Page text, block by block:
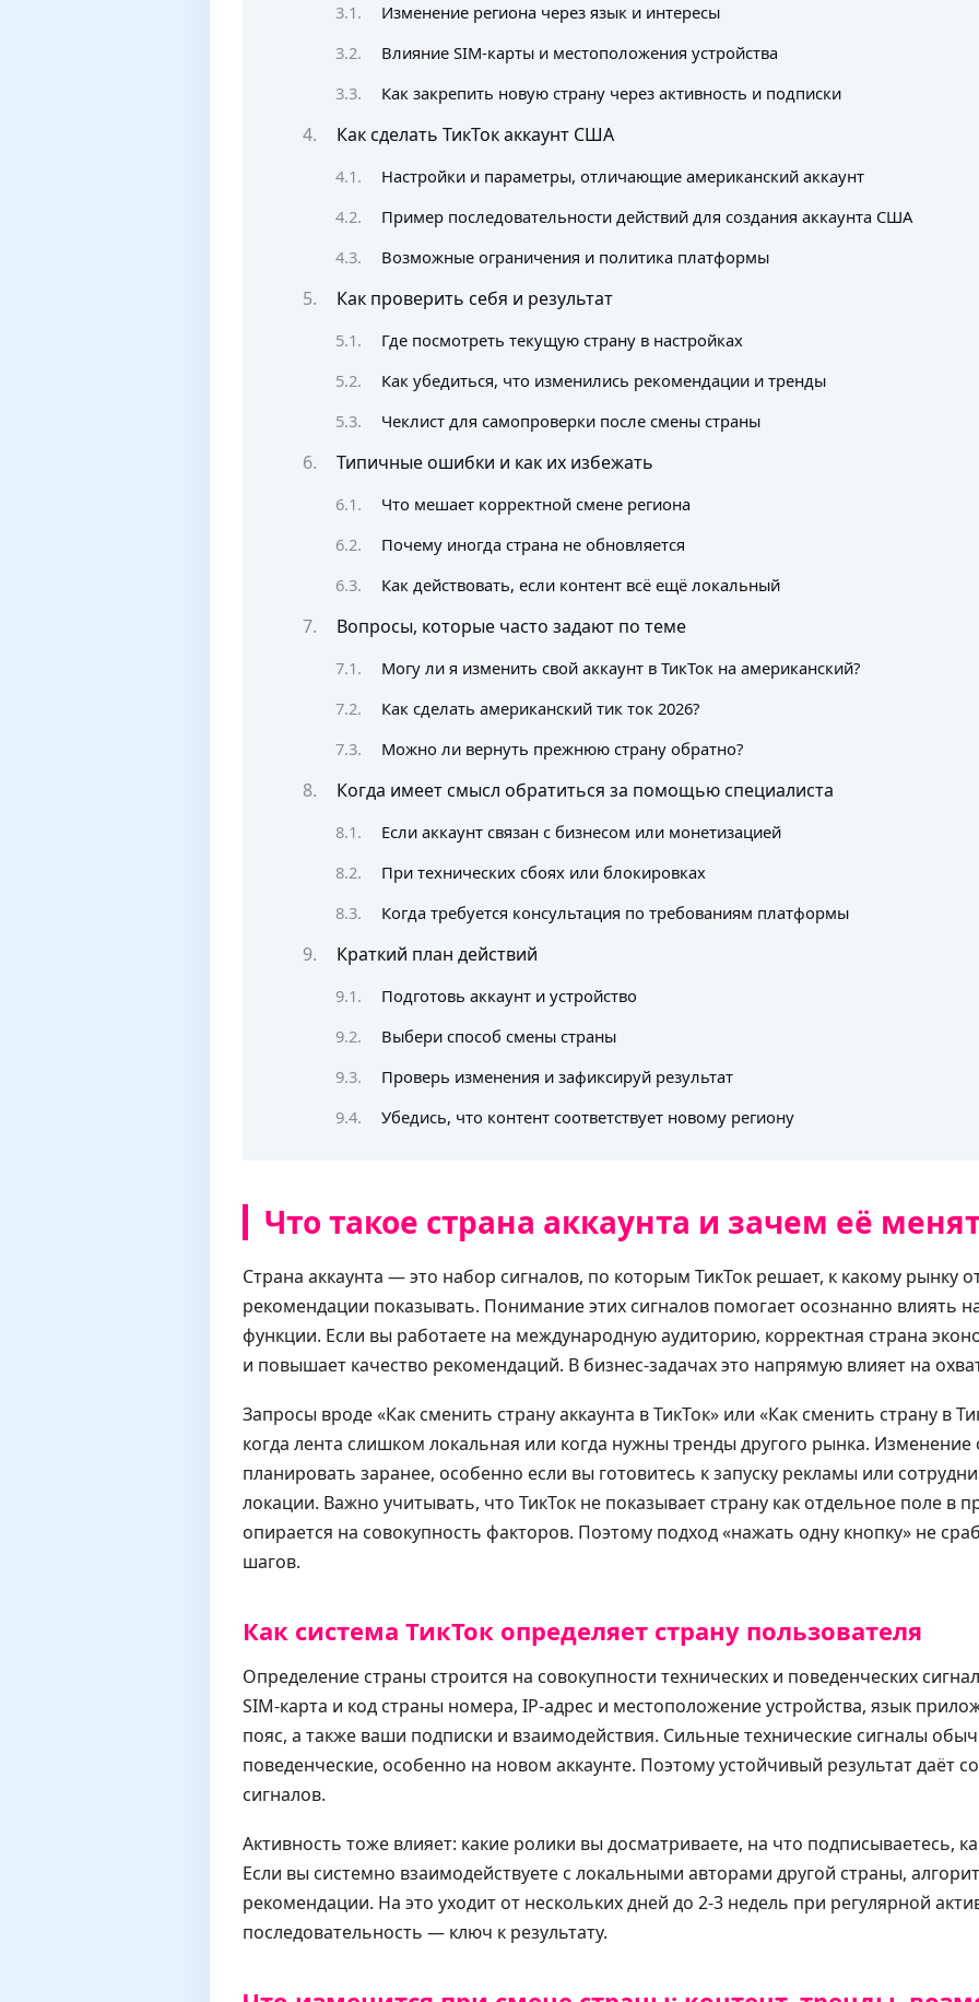
Изменение региона через язык и интересы
Влияние SIM-карты и местоположения устройства
Как закрепить новую страну через активность и подписки
Как сделать ТикТок аккаунт США
Настройки и параметры, отличающие американский аккаунт
Пример последовательности действий для создания аккаунта США
Возможные ограничения и политика платформы
Как проверить себя и результат
Где посмотреть текущую страну в настройках
Как убедиться, что изменились рекомендации и тренды
Чеклист для самопроверки после смены страны
Типичные ошибки и как их избежать
Что мешает корректной смене региона
Почему иногда страна не обновляется
Как действовать, если контент всё ещё локальный
Вопросы, которые часто задают по теме
Могу ли я изменить свой аккаунт в ТикТок на американский?
Как сделать американский тик ток 2026?
Можно ли вернуть прежнюю страну обратно?
Когда имеет смысл обратиться за помощью специалиста
Если аккаунт связан с бизнесом или монетизацией
При технических сбоях или блокировках
Когда требуется консультация по требованиям платформы
Краткий план действий
Подготовь аккаунт и устройство
Выбери способ смены страны
Проверь изменения и зафиксируй результат
Убедись, что контент соответствует новому региону
Что такое страна аккаунта и зачем её
Страна аккаунта — это набор сигналов, по которым ТикТок решает, к какому рынку
рекомендации показывать. Понимание этих сигналов помогает осознанно влиять
функции. Если вы работаете на международную аудиторию, корректная страна
и повышает качество рекомендаций. В бизнес-задачах это напрямую влияет на
Запросы вроде «Как сменить страну аккаунта в ТикТок» или «Как сменить страну в
когда лента слишком локальная или когда нужны тренды другого рынка.
планировать заранее, особенно если вы готовитесь к запуску рекламы или
локации. Важно учитывать, что ТикТок не показывает страну как отдельное поле
опирается на совокупность факторов. Поэтому подход «нажать одну кнопку» не
шагов.
Как система ТикТок определяет страну пользователя
Определение страны строится на совокупности технических и поведенческих
SIM-карта и код страны номера, IP-адрес и местоположение устройства, язык
пояс, а также ваши подписки и взаимодействия. Сильные технические сигналы
поведенческие, особенно на новом аккаунте. Поэтому устойчивый результат даёт
сигналов.
Активность тоже влияет: какие ролики вы досматриваете, на что подписываетесь,
Если вы системно взаимодействуете с локальными авторами другой страны,
рекомендации. На это уходит от нескольких дней до 2-3 недель при регулярной
последовательность — ключ к результату.